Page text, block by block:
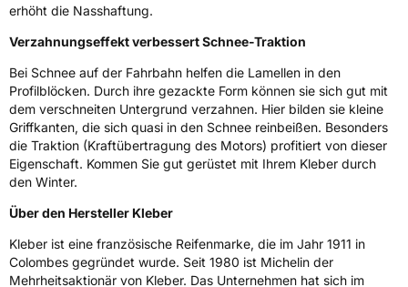
Allgemeine Produktsicherheit (GPSR)
HerstellerkontaktMANUFACTURE FRANCAISE DES
Carmes-Déchaux 23 63000 Clermont-
Ferrand Frankreich, contact@tc.michelin.eu
erhöht die Nasshaftung.
Verzahnungseffekt verbessert Schnee-Traktion
Bei Schnee auf der Fahrbahn helfen die Lamellen in den
Profilblöcken. Durch ihre gezackte Form können sie sich gut mit
dem verschneiten Untergrund verzahnen. Hier bilden sie kleine
Griffkanten, die sich quasi in den Schnee reinbeißen. Besonders
die Traktion (Kraftübertragung des Motors) profitiert von dieser
Eigenschaft. Kommen Sie gut gerüstet mit Ihrem Kleber durch
den Winter.
Über den Hersteller Kleber
Kleber ist eine französische Reifenmarke, die im Jahr 1911 in
Colombes gegründet wurde. Seit 1980 ist Michelin der
Mehrheitsaktionär von Kleber. Das Unternehmen hat sich im